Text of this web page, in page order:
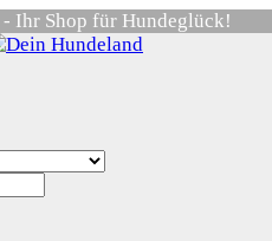
- Ihr Shop für Hundeglück!